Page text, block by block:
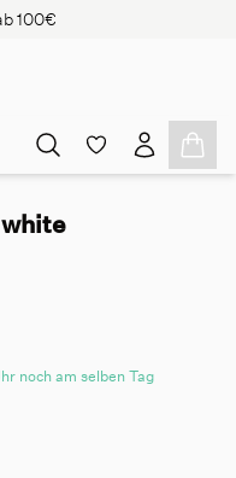
100€
noch am selben Tag